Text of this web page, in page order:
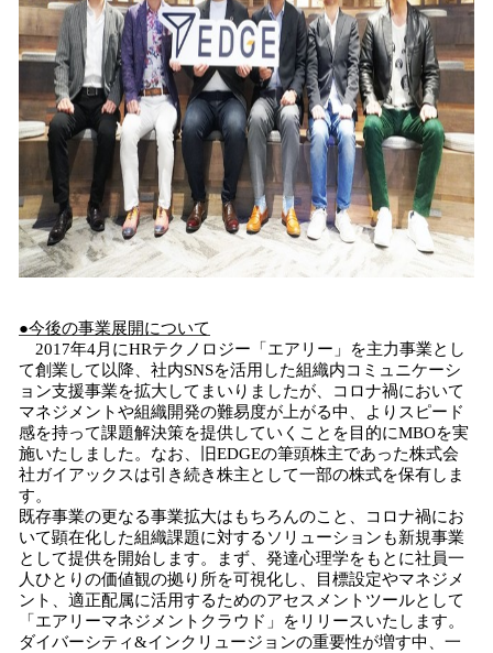
●今後の事業展開について
2017年4月にHRテクノロジー「エアリー」を主力事業とし
て創業して以降、社内SNSを活用した組織内コミュニケーシ
ョン支援事業を拡大してまいりましたが、コロナ禍において
マネジメントや組織開発の難易度が上がる中、よりスピード
感を持って課題解決策を提供していくことを目的にMBOを実
施いたしました。なお、旧EDGEの筆頭株主であった株式会
社ガイアックスは引き続き株主として一部の株式を保有しま
す。
既存事業の更なる事業拡大はもちろんのこと、コロナ禍にお
いて顕在化した組織課題に対するソリューションも新規事業
として提供を開始します。まず、発達心理学をもとに社員一
人ひとりの価値観の拠り所を可視化し、目標設定やマネジメ
ント、適正配属に活用するためのアセスメントツールとして
「エアリーマネジメントクラウド」をリリースいたします。
ダイバーシティ&インクリュージョンの重要性が増す中、一